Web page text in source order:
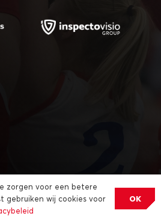
|privacybeleid| website door
webwerk
zorgen voor een betere
gebruiken wij cookies voor
OK